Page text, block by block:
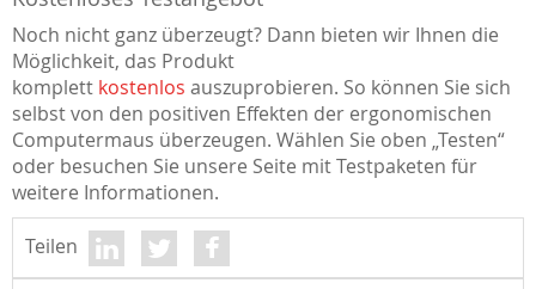
Noch nicht ganz überzeugt? Dann bieten wir Ihnen die
Möglichkeit, das Produkt
komplett kostenlos auszuprobieren. So können Sie sich
selbst von den positiven Effekten der ergonomischen
Computermaus überzeugen. Wählen Sie oben „Testen“
oder besuchen Sie unsere Seite mit Testpaketen für
weitere Informationen.
Teilen